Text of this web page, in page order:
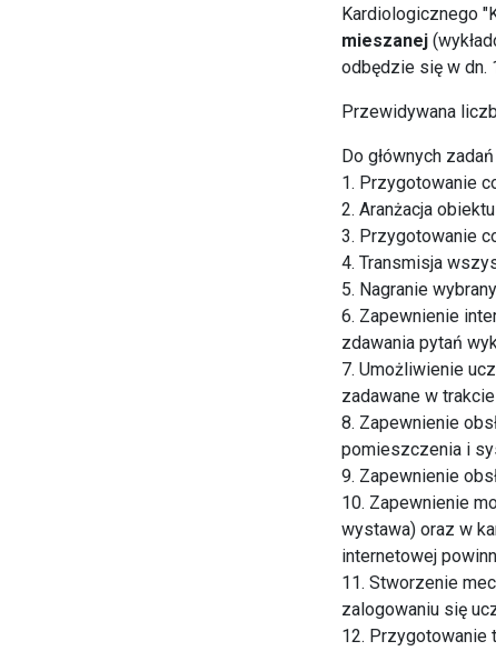
Kardiologicznego
mieszanej
odbędzie się w dn.
Przewidywana
Do głównych
1. Przygotowanie
2. Aranżacja
3. Przygotowanie
4. Transmisja
5. Nagranie
6. Zapewnienie
zdawania pytań
7. Umożliwienie
zadawane w
8. Zapewnienie
pomieszczenia i
9. Zapewnienie
10. Zapewnienie
wystawa) oraz w
internetowej
11. Stworzenie
zalogowaniu się
12. Przygotowanie